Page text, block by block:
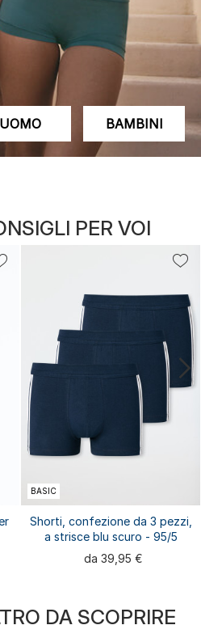
UOMO BAMBINI
PER VOI
BASIC
Shorti, confezione da 3 pezzi,
a strisce blu scuro - 95/5
da 39,95 €
DA SCOPRIRE